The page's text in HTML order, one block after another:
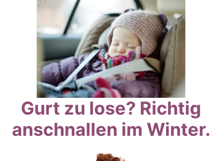
Gurt zu lose? Richtig
anschnallen im Winter.